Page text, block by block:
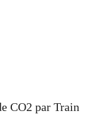
CO2 par Train